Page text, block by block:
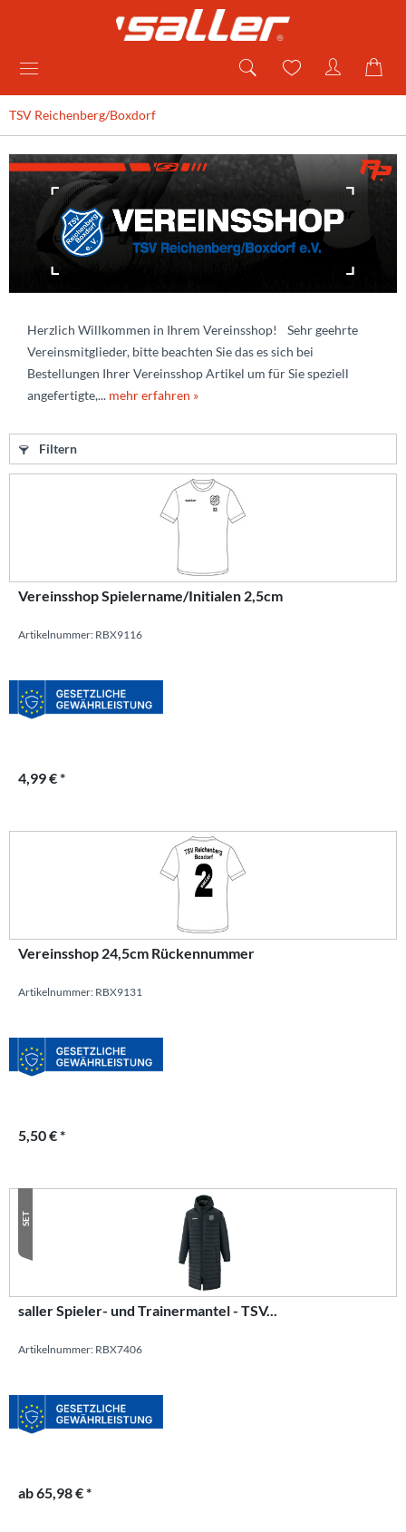
TSV Reichenberg/Boxdorf
Herzlich Willkommen in Ihrem Vereinsshop! Sehr geehrte
Vereinsmitglieder, bitte beachten Sie das es sich bei
Bestellungen Ihrer Vereinsshop Artikel um für Sie speziell
angefertigte,... mehr erfahren »
Filtern
Vereinsshop Spielername/Initialen 2,5cm
Artikelnummer: RBX9116
4,99 € *
Vereinsshop 24,5cm Rückennummer
Artikelnummer: RBX9131
5,50 € *
SET
saller Spieler- und Trainermantel - TSV...
Artikelnummer: RBX7406
ab 65,98 € *